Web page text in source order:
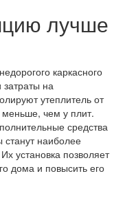
лучше
каркасного
затраты на
утеплитель от
меньше, чем у плит.
средства
наиболее
установка позволяет
дома и повысить его